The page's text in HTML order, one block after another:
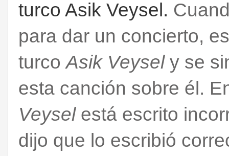
turco Asik Veysel.
para dar un concierto,
turcoAsik Veysely se
esta canción sobre él.
Veyselestá escrito
dijo que lo escribió